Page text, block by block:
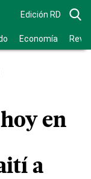
Edición RD
Economía
en
a